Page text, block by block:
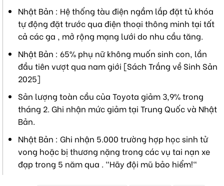
Nhật Bản : Hệ thống tàu điện ngầm lắp đặt tủ khóa
tự động đặt trước qua điện thoại thông minh tại tất
cả các ga , mở rộng mạng lưới do nhu cầu tăng.
Nhật Bản : 65% phụ nữ không muốn sinh con, lần
đầu tiên vượt qua nam giới [Sách Trắng về Sinh Sản
2025]
Sản lượng toàn cầu của Toyota giảm 3,9% trong
tháng 2. Ghi nhận mức giảm tại Trung Quốc và Nhật
Bản.
Nhật Bản : Ghi nhận 5.000 trường hợp học sinh tử
vong hoặc bị thương nặng trong các vụ tai nạn xe
đạp trong 5 năm qua . "Hãy đội mũ bảo hiểm!"